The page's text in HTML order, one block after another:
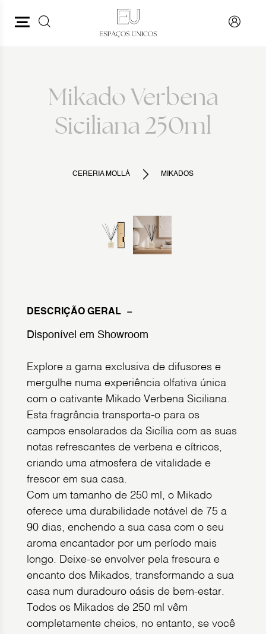
Mikado Verbena
Siciliana 250ml
CERERIA MOLLÁ MIKADOS
DESCRIÇÃO GERAL
Disponível em Showroom
Explore a gama exclusiva de difusores e
mergulhe numa experiência olfativa única
com o cativante Mikado Verbena Siciliana.
Esta fragrância transporta-o para os
campos ensolarados da Sicília com as suas
notas refrescantes de verbena e cítricos,
criando uma atmosfera de vitalidade e
frescor em sua casa.
Com um tamanho de 250 ml, o Mikado
oferece uma durabilidade notável de 75 a
90 dias, enchendo a sua casa com o seu
aroma encantador por um período mais
longo. Deixe-se envolver pela frescura e
encanto dos Mikados, transformando a sua
casa num duradouro oásis de bem-estar.
Todos os Mikados de 250 ml vêm
completamente cheios, no entanto, se você
PESQUISAR